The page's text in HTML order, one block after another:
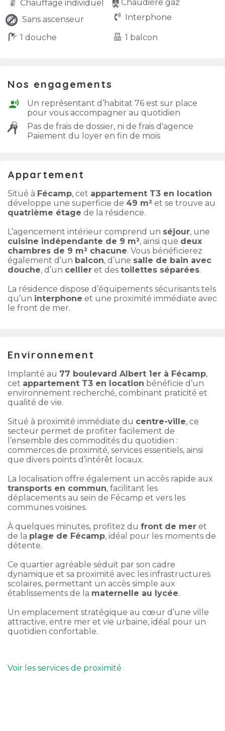
Chauffage individuel
Chaudière gaz
Sans ascenseur
Interphone
1 douche 1 balcon
Nos engagements
Un représentant d’habitat 76 est sur place
pour vous accompagner au quotidien
Pas de frais de dossier, ni de frais d'agence
Paiement du loyer en fin de mois
Appartement
Situé à Fécamp, cet appartement T3 en location
développe une superficie de 49 m² et se trouve au
quatrième étage de la résidence.
L’agencement intérieur comprend un séjour, une
cuisine indépendante de 9 m², ainsi que deux
chambres de 9 m² chacune. Vous bénéficierez
également d’un balcon, d’une salle de bain avec
douche, d’un cellier et des toilettes séparées.
La résidence dispose d’équipements sécurisants tels
qu’un interphone et une proximité immédiate avec
le front de mer.
Environnement
Implanté au 77 boulevard Albert 1er à Fécamp,
cet appartement T3 en location bénéficie d’un
environnement recherché, combinant praticité et
qualité de vie.
Situé à proximité immédiate du centre-ville, ce
secteur permet de profiter facilement de
l’ensemble des commodités du quotidien :
commerces de proximité, services essentiels, ainsi
que divers points d’intérêt locaux.
La localisation offre également un accès rapide aux
transports en commun, facilitant les
déplacements au sein de Fécamp et vers les
communes voisines.
À quelques minutes, profitez du front de mer et
de la plage de Fécamp, idéal pour les moments de
détente.
Ce quartier agréable séduit par son cadre
dynamique et sa proximité avec les infrastructures
scolaires, permettant un accès simple aux
établissements de la maternelle au lycée.
Un emplacement stratégique au cœur d’une ville
attractive, entre mer et vie urbaine, idéal pour un
quotidien confortable.
Voir les services de proximité